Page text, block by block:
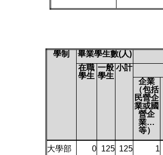
學制 畢業學生數(人)
在職
學生
一般
學生
小計
企業
（包括
民營企
業或國
營企
業…
等）
大學部 0 125 125 1